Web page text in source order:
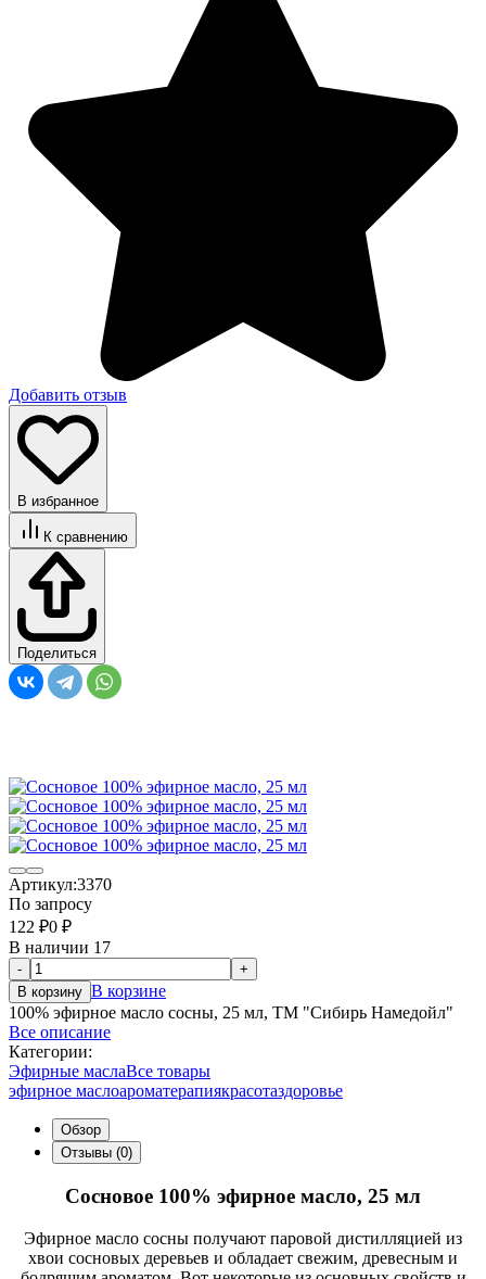
Добавить отзыв
В избранное
К сравнению
Поделиться
Артикул:3370
По запросу
122 ₽0 ₽
В наличии 17
-
+
В корзину В корзине
100% эфирное масло сосны, 25 мл, ТМ "Сибирь Намедойл"
Все описание
Категории:
Эфирные маслаВсе товары
эфирное маслоароматерапиякрасотаздоровье
Обзор
Отзывы (0)
Сосновое 100% эфирное масло, 25 мл
Эфирное масло сосны получают паровой дистилляцией из
хвои сосновых деревьев и обладает свежим, древесным и